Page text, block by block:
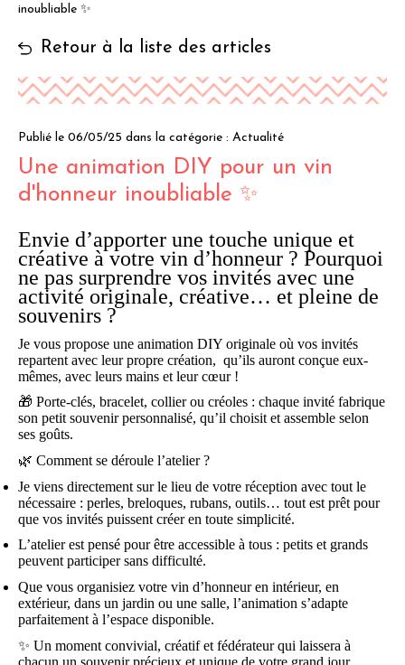
inoubliable ✨
Retour à la liste des articles
Publié le 06/05/25 dans la catégorie : Actualité
Une animation DIY pour un vin
d'honneur inoubliable ✨
Envie d’apporter une touche unique et
créative à votre vin d’honneur ? Pourquoi
ne pas surprendre vos invités avec une
activité originale, créative… et pleine de
souvenirs ?
Je vous propose une animation DIY originale où vos invités
repartent avec leur propre création, qu’ils auront conçue eux-
mêmes, avec leurs mains et leur cœur !
🎁 Porte-clés, bracelet, collier ou créoles : chaque invité fabrique
son petit souvenir personnalisé, qu’il choisit et assemble selon
ses goûts.
🌿 Comment se déroule l’atelier ?
Je viens directement sur le lieu de votre réception avec tout le
nécessaire : perles, breloques, rubans, outils… tout est prêt pour
que vos invités puissent créer en toute simplicité.
L’atelier est pensé pour être accessible à tous : petits et grands
peuvent participer sans difficulté.
Que vous organisiez votre vin d’honneur en intérieur, en
extérieur, dans un jardin ou une salle, l’animation s’adapte
parfaitement à l’espace disponible.
✨ Un moment convivial, créatif et fédérateur qui laissera à
chacun un souvenir précieux et unique de votre grand jour.